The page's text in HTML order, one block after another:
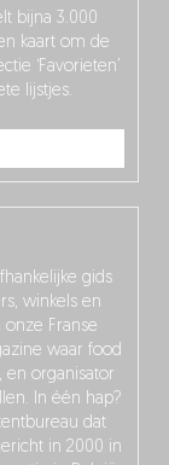
gids
winkels en
Franse
waar food
en organisator
In één hap?
dat
in 2000 in
bijna 3.000
kaart om de
‘Favorieten’
lijstjes.